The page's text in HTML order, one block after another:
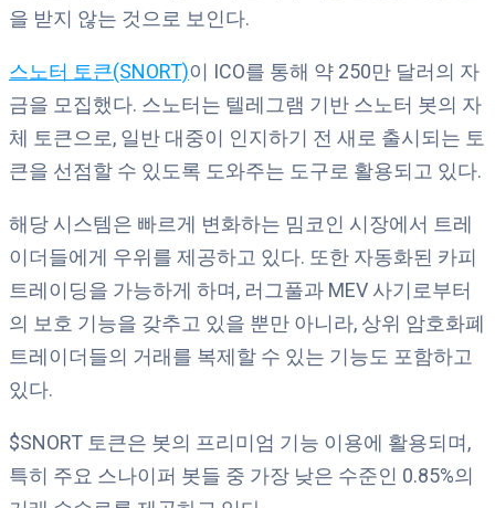
을 받지 않는 것으로 보인다.
스노터 토큰(SNORT)이 ICO를 통해 약 250만 달러의 자
금을 모집했다. 스노터는 텔레그램 기반 스노터 봇의 자
체 토큰으로, 일반 대중이 인지하기 전 새로 출시되는 토
큰을 선점할 수 있도록 도와주는 도구로 활용되고 있다.
해당 시스템은 빠르게 변화하는 밈코인 시장에서 트레
이더들에게 우위를 제공하고 있다. 또한 자동화된 카피
트레이딩을 가능하게 하며, 러그풀과 MEV 사기로부터
의 보호 기능을 갖추고 있을 뿐만 아니라, 상위 암호화폐
트레이더들의 거래를 복제할 수 있는 기능도 포함하고
있다.
$SNORT 토큰은 봇의 프리미엄 기능 이용에 활용되며,
특히 주요 스나이퍼 봇들 중 가장 낮은 수준인 0.85%의